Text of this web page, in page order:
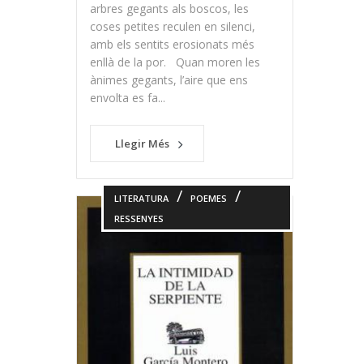
arbres gegants als boscos, les
coses petites reculen en silenci,
amb els sentits erosionats més
enllà de la por. Quan moren les
ànimes gegants, l’aire que ens
envolta es fa...
Llegir Més
LITERATURA / POEMES /
RESSENYES